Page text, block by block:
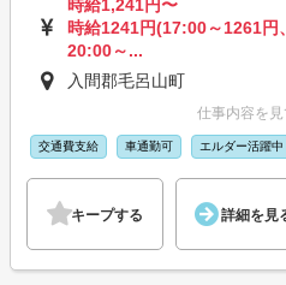
時給1,241円〜
時給1241円(17:00～1261円、
20:00～...
入間郡毛呂山町
仕事内容を
交通費支給 車通勤可 エルダー活躍中
キープする 詳細を見